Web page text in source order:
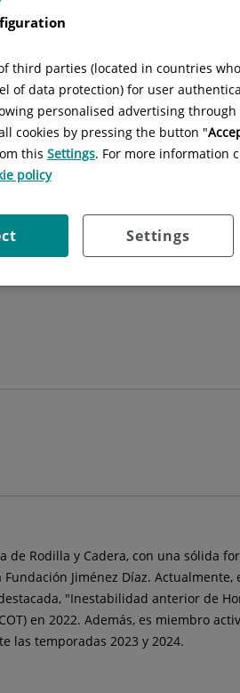
Pérez Tabernero
Y TRAUMATOLOGÍA
ORTOPÉDICA
Rodilla y Cadera, con una sólida
Jiménez Díaz.
"Inestabilidad anterior de
en 2022. Además, es miembro
las temporadas 2023 y 2024.
third parties (located in countries
of data protection) for user
personalised advertising through
cookies by pressing the button "
this Settings. For more information
policy
Settings